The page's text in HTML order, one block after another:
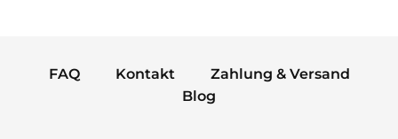
FAQ Kontakt
Zahlung & Versand
Blog